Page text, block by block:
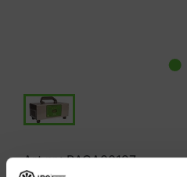
Art.nr.: BACA00127